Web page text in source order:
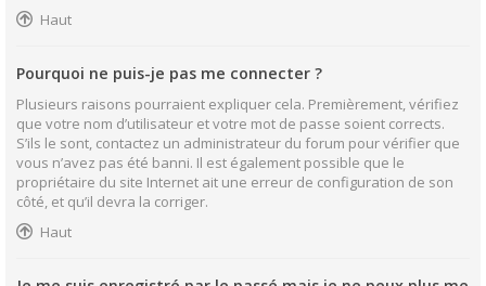
Haut
Pourquoi ne puis-je pas me connecter ?
Plusieurs raisons pourraient expliquer cela. Premièrement, vérifiez
que votre nom d’utilisateur et votre mot de passe soient corrects.
S’ils le sont, contactez un administrateur du forum pour vérifier que
vous n’avez pas été banni. Il est également possible que le
propriétaire du site Internet ait une erreur de configuration de son
côté, et qu’il devra la corriger.
Haut